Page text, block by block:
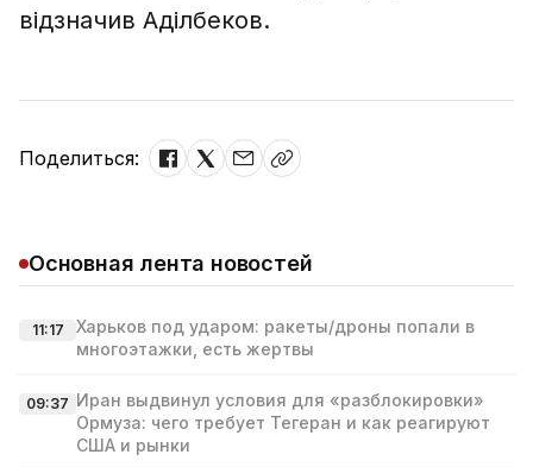
відзначив Аділбеков.
Поделиться:
Основная лента новостей
11:17
Харьков под ударом: ракеты/дроны попали в
многоэтажки, есть жертвы
09:37 Иран выдвинул условия для «разблокировки»
Ормуза: чего требует Тегеран и как реагируют
США и рынки